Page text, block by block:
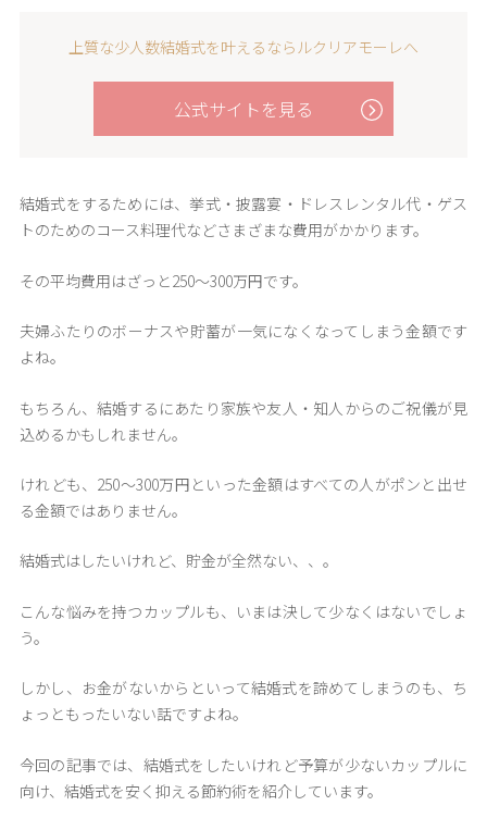
上質な少人数結婚式を叶えるならルクリアモーレへ
公式サイトを見る
結婚式をするためには、挙式・披露宴・ドレスレンタル代・ゲス
トのためのコース料理代などさまざまな費用がかかります。
その平均費用はざっと250～300万円です。
夫婦ふたりのボーナスや貯蓄が一気になくなってしまう金額です
よね。
もちろん、結婚するにあたり家族や友人・知人からのご祝儀が見
込めるかもしれません。
けれども、250～300万円といった金額はすべての人がポンと出せ
る金額ではありません。
結婚式はしたいけれど、貯金が全然ない、、。
こんな悩みを持つカップルも、いまは決して少なくはないでしょ
う。
しかし、お金がないからといって結婚式を諦めてしまうのも、ち
ょっともったいない話ですよね。
今回の記事では、結婚式をしたいけれど予算が少ないカップルに
向け、結婚式を安く抑える節約術を紹介しています。